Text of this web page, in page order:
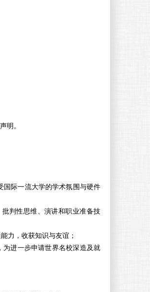
明。
国际一流大学的学术氛围与硬件
判性思维、演讲和职业准备技
力，收获知识与友谊；
进一步申请世界名校深造及就